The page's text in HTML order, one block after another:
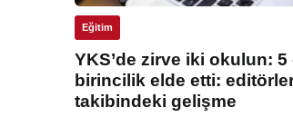
Eğitim
YKS’de zirve iki okulun:
birincilik elde etti:
takibindeki gelişme